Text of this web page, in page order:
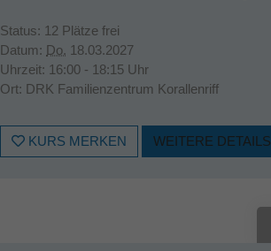
Status: 12 Plätze frei
Datum: Do. 18.03.2027
Uhrzeit: 16:00 - 18:15 Uhr
Ort: DRK Familienzentrum Korallenriff
KURS MERKEN WEITERE DETAILS